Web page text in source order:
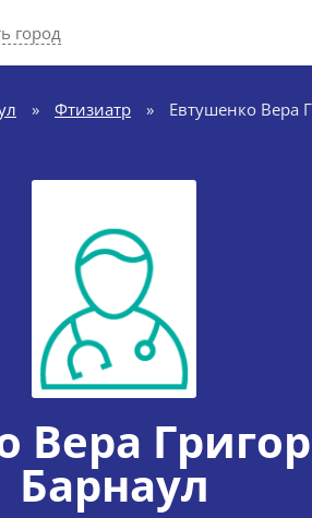
город
» Фтизиатр » Евтушенко Вера
Вера
Барнаул